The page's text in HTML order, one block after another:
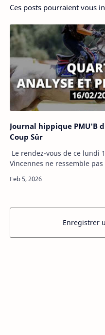
Ces posts pourraient vous
Journal hippique PMU'B
Coup Sûr
Le rendez-vous de ce lundi
Vincennes ne ressemble
Faso et dans toute l’Afrique
Enregistrer